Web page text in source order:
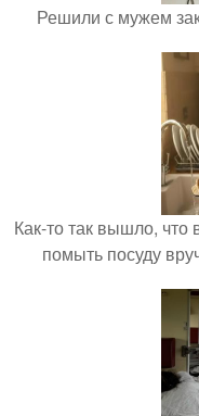
Решили с мужем
Как-то так вышло,
помыть посуду